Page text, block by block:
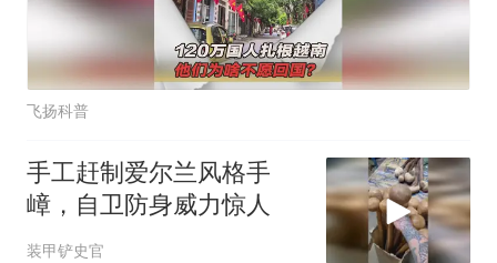
飞扬科普
手工赶制爱尔兰风格手
嶂，自卫防身威力惊人
装甲铲史官